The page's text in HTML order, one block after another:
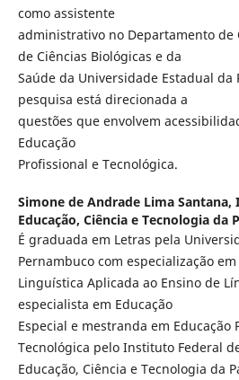
como assistente
administrativo no Departamento de
de Ciências Biológicas e da
Saúde da Universidade Estadual da
pesquisa está direcionada a
questões que envolvem
Educação
Profissional e Tecnológica.
Simone de Andrade Lima Santana,
Educação, Ciência e Tecnologia da
É graduada em Letras pela
Pernambuco com especialização em
Linguística Aplicada ao Ensino de
especialista em Educação
Especial e mestranda em Educação
Tecnológica pelo Instituto Federal
Educação, Ciência e Tecnologia da